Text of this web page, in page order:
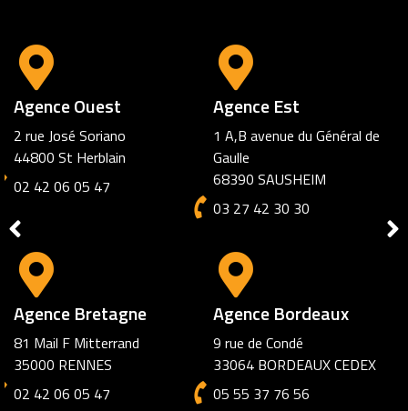
Agence Amiens
72 rue des Jacobins
80000 AMIENS
Agence Marseille
13006 Marseille